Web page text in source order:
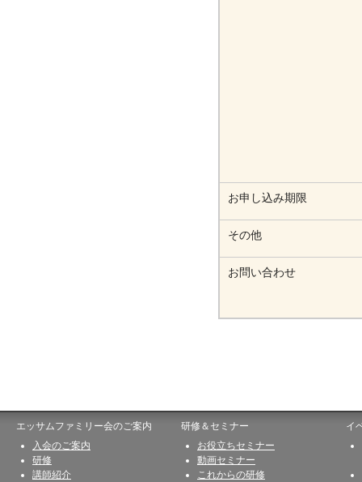
お申し込み期限
その他
お問い合わせ
エッサムファミリー会のご案内
入会のご案内
研修
講師紹介
研修＆セミナー
お役立ちセミナー
動画セミナー
これからの研修
イ